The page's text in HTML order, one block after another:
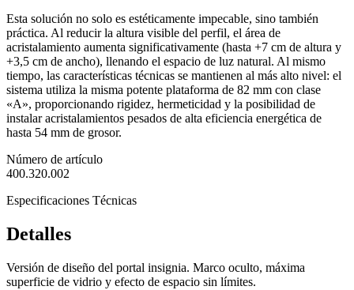
Esta solución no solo es estéticamente impecable, sino también
práctica. Al reducir la altura visible del perfil, el área de
acristalamiento aumenta significativamente (hasta +7 cm de altura y
+3,5 cm de ancho), llenando el espacio de luz natural. Al mismo
tiempo, las características técnicas se mantienen al más alto nivel: el
sistema utiliza la misma potente plataforma de 82 mm con clase
«A», proporcionando rigidez, hermeticidad y la posibilidad de
instalar acristalamientos pesados de alta eficiencia energética de
hasta 54 mm de grosor.
Número de artículo
400.320.002
Especificaciones Técnicas
Detalles
Versión de diseño del portal insignia. Marco oculto, máxima
superficie de vidrio y efecto de espacio sin límites.